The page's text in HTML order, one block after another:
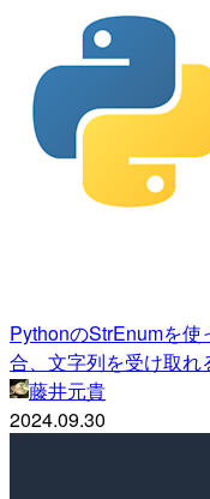
PythonのStrEnumを
合、文字列を受け取れ
藤井元貴
2024.09.30